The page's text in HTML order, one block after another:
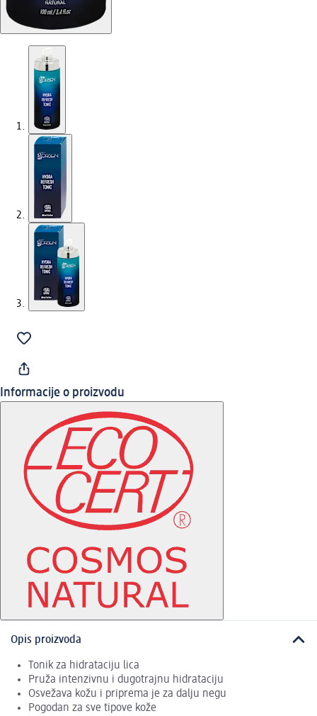
Informacije o proizvodu
Opis proizvoda
Tonik za hidrataciju lica
Pruža intenzivnu i dugotrajnu hidrataciju
Osvežava kožu i priprema je za dalju negu
Pogodan za sve tipove kože